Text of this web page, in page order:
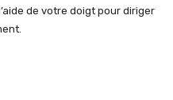
de votre doigt pour diriger